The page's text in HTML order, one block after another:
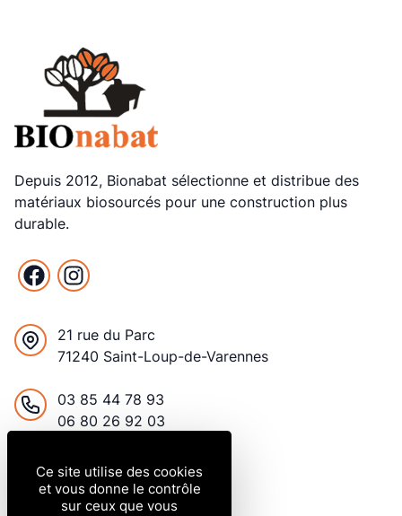
Depuis 2012, Bionabat sélectionne et distribue des
matériaux biosourcés pour une construction plus
durable.
FacebookInstagram
21 rue du Parc
71240 Saint-Loup-de-Varennes
03 85 44 78 93
06 80 26 92 03
contact@bionabat.com
Du lundi au vendredi
Ce site utilise des cookies
et vous donne le contrôle
sur ceux que vous